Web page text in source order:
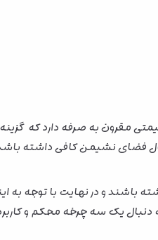
مقرون به صرفه دارد که
فضای نشیمن کافی داشته
و در نهایت با توجه به
دنبال یک سه چرخه محکم و